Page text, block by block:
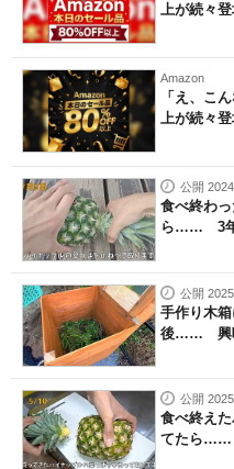
上が続々
Amazon
「え、こ
上が続々
公開
食べ終わ
ら…… 3年
公開
手作り木
後…… 興味
公開
食べ終え
てたら……